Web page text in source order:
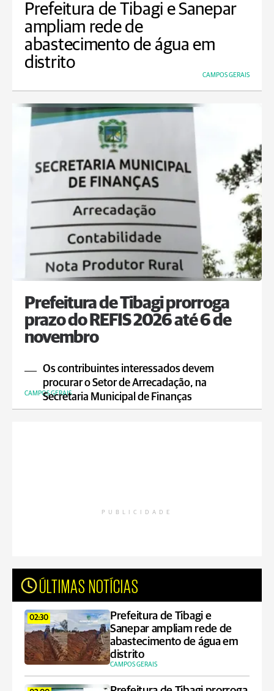
Prefeitura de Tibagi e Sanepar
ampliam rede de
abastecimento de água em
distrito
CAMPOS GERAIS
Prefeitura de Tibagi prorroga
prazo do REFIS 2026 até 6 de
novembro
Os contribuintes interessados devem
procurar o Setor de Arrecadação, na
Secretaria Municipal de Finanças
CAMPOS GERAIS
PUBLICIDADE
ÚLTIMAS NOTÍCIAS
02:30
Prefeitura de Tibagi e
Sanepar ampliam rede de
abastecimento de água em
distrito
CAMPOS GERAIS